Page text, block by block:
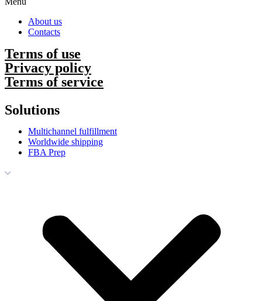
About us
Contacts
Terms of use
Privacy policy
Terms of service
Solutions
Multichannel fulfillment
Worldwide shipping
FBA Prep